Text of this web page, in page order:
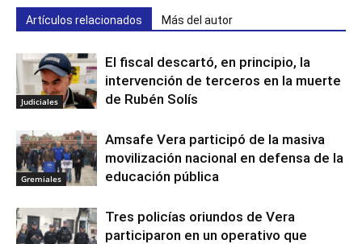
Artículos relacionados Más del autor
Judiciales
El fiscal descartó, en principio, la
intervención de terceros en la muerte
de Rubén Solís
Gremiales
Amsafe Vera participó de la masiva
movilización nacional en defensa de la
educación pública
Tres policías oriundos de Vera
participaron en un operativo que